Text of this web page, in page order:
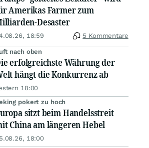
Amerikas Farmer zum
Desaster
18:59 5 Kommentare
nach oben
erfolgreichste Währung der
hängt die Konkurrenz ab
18:00
pokert zu hoch
sitzt beim Handelsstreit
China am längeren Hebel
18:00